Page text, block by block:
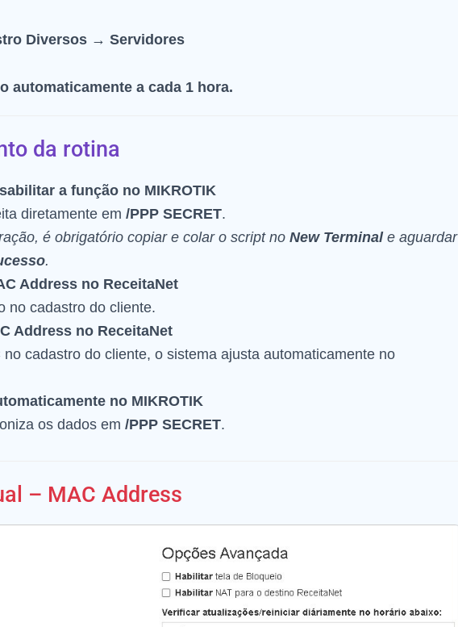
Diversos → Servidores
automaticamente a cada 1 hora.
da rotina
a função no MIKROTIK
diretamente em /PPP SECRET.
é obrigatório copiar e colar o script no New Terminale aguardar
.
Address no ReceitaNet
no cadastro do cliente.
Address no ReceitaNet
cadastro do cliente, o sistema ajusta automaticamente no
no MIKROTIK
os dados em /PPP SECRET.
– MAC Address